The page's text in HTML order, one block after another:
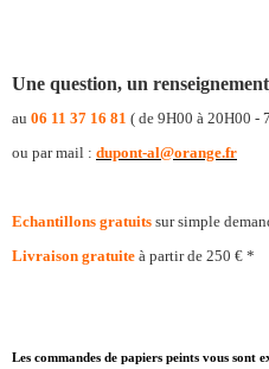
Une question, un
au 06 11 37 16 81 ( de 9H00 à 20H00 -
ou par mail : dupont-al@orange.fr
Echantillons gratuits sur simple
Livraison gratuite à partir de 250 € *
Les commandes de papiers peints vous sont